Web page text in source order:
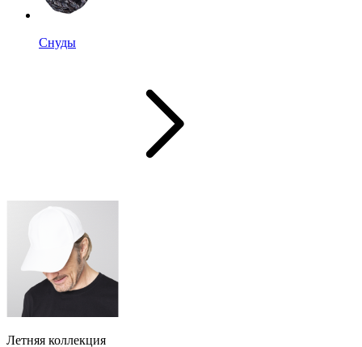
Снуды
Летняя коллекция